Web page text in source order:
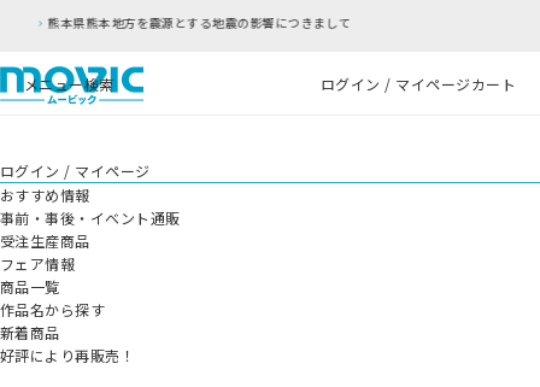
の影響につきまして
メニュー検索 ログイン / マイページカート
ログイン / マイページ
おすすめ情報
事前・事後・イベント通販
受注生産商品
フェア情報
商品一覧
作品名から探す
新着商品
好評により再販売！